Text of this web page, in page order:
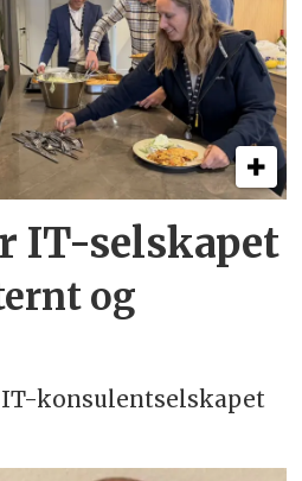
IT-selskapet
og
konsulentselskapet